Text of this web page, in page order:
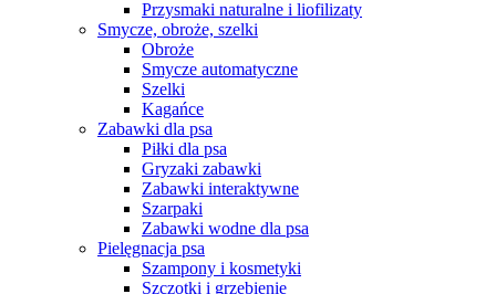
Przysmaki naturalne i liofilizaty
Smycze, obroże, szelki
Obroże
Smycze automatyczne
Szelki
Kagańce
Zabawki dla psa
Piłki dla psa
Gryzaki zabawki
Zabawki interaktywne
Szarpaki
Zabawki wodne dla psa
Pielęgnacja psa
Szampony i kosmetyki
Szczotki i grzebienie